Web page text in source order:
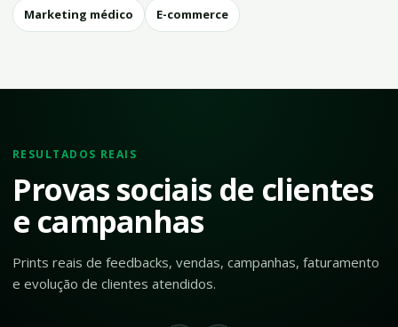
Marketing médico E-commerce
RESULTADOS REAIS
Provas sociais de clientes
e campanhas
Prints reais de feedbacks, vendas, campanhas, faturamento
e evolução de clientes atendidos.